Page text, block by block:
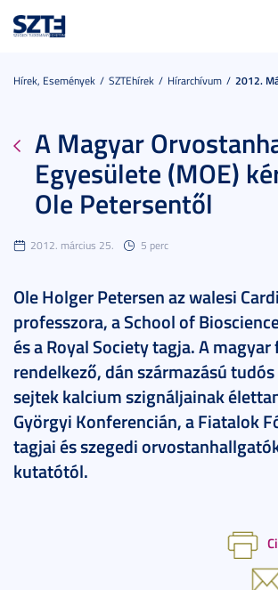
Hírek, Események SZTEhírek Hírarchívum 2012.
A Magyar
Egyesülete (MOE)
Ole Petersentől
2012. március 25. 5 perc
Ole Holger Petersen az walesi
professzora, a School of
és a Royal Society tagja. A
rendelkező, dán származású
sejtek kalcium szignáljainak
Györgyi Konferencián, a Fiatalok
tagjai és szegedi
kutatótól.